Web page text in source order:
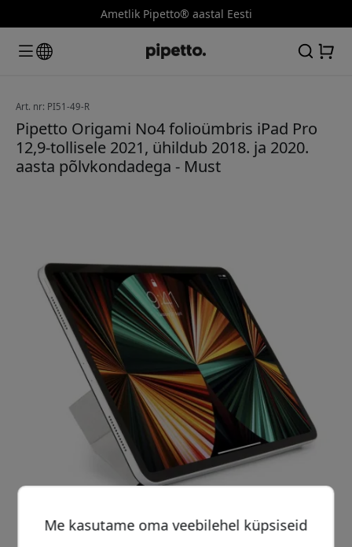
Ametlik Pipetto® aastal Eesti
Art. nr: PI51-49-R
Pipetto Origami No4 folioümbris iPad Pro
12,9-tollisele 2021, ühildub 2018. ja 2020.
aasta põlvkondadega - Must
Me kasutame oma veebilehel küpsiseid